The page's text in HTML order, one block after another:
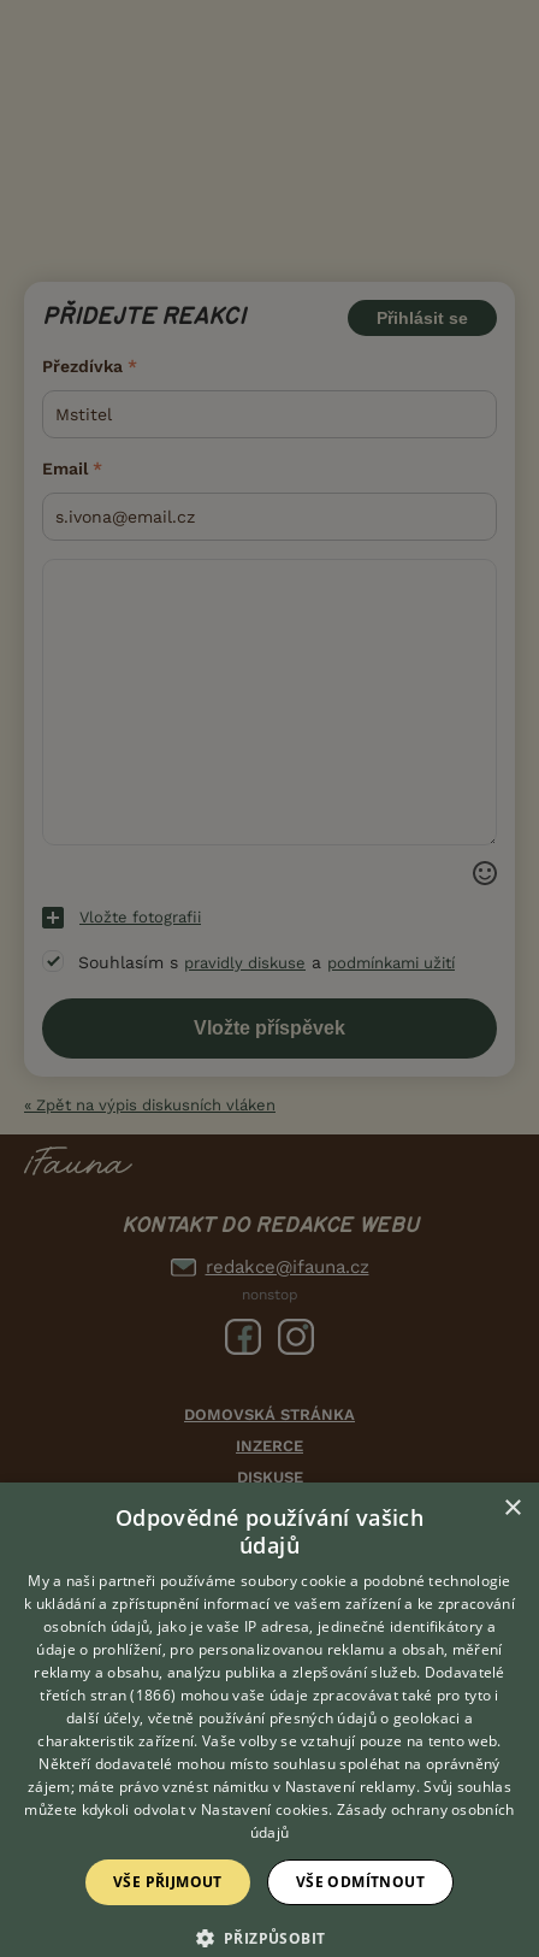
PŘIDEJTE REAKCI Přihlásit se
Přezdívka
Email
Vložte fotografii
Souhlasím s pravidly diskuse a podmínkami užití
« Zpět na výpis diskusních vláken
KONTAKT DO REDAKCE WEBU
redakce@ifauna.cz
nonstop
DOMOVSKÁ STRÁNKA
INZERCE
DISKUSE
ČLÁNKY
CHOVATELSKÉ STANICE
VÝBĚR VHODNÉHO PLEMENE
O nás
Kontakt
Možnosti zvýraznění inzerátů
Podmínky užití
Zpracování osobních údajů
Přihlášení
Registrace
Hledáte zvířecího kamaráda?
Zdarma vám poradí
VETERINÁŘ ONLINE
KONZULTOVAT S
VETERINÁŘEM
×
Odpovědné používání vašich
údajů
My a naši partneři používáme soubory cookie a podobné technologie
k ukládání a zpřístupnění informací ve vašem zařízení a ke zpracování
osobních údajů, jako je vaše IP adresa, jedinečné identifikátory a
údaje o prohlížení, pro personalizovanou reklamu a obsah, měření
reklamy a obsahu, analýzu publika a zlepšování služeb. Dodavatelé
třetích stran (1866) mohou vaše údaje zpracovávat také pro tyto i
další účely, včetně používání přesných údajů o geolokaci a
charakteristik zařízení. Vaše volby se vztahují pouze na tento web.
Někteří dodavatelé mohou místo souhlasu spoléhat na oprávněný
zájem; máte právo vznést námitku v Nastavení reklamy. Svůj souhlas
můžete kdykoli odvolat v Nastavení cookies. Zásady ochrany osobních
údajů
VŠE PŘIJMOUT VŠE ODMÍTNOUT
PŘIZPŮSOBIT